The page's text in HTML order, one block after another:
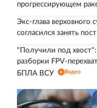
прогрессирующем
Экс-глава верховного
согласился занять
"Получили под
разборки FPV-
БПЛА ВСУ
Видео